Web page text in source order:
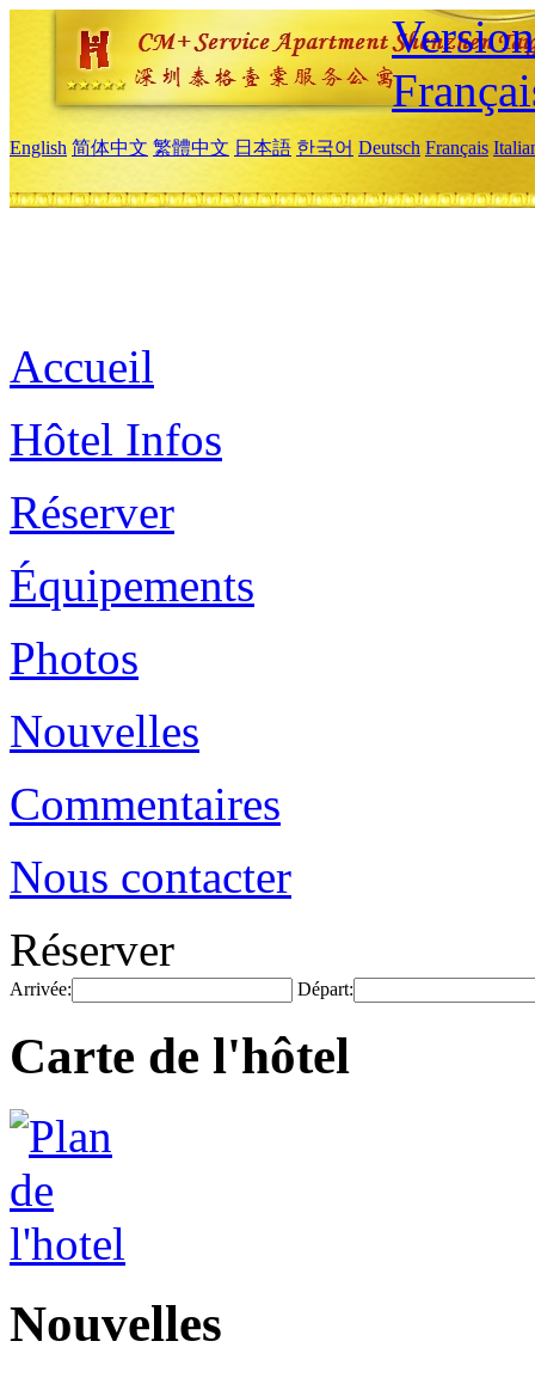
English 简体中文 繁體中文 日本語 한국어 Deutsch Français
Accueil
Hôtel Infos
Réserver
Équipements
Photos
Nouvelles
Commentaires
Nous contacter
Réserver
Arrivée: Départ:
Carte de l'hôtel
Nouvelles